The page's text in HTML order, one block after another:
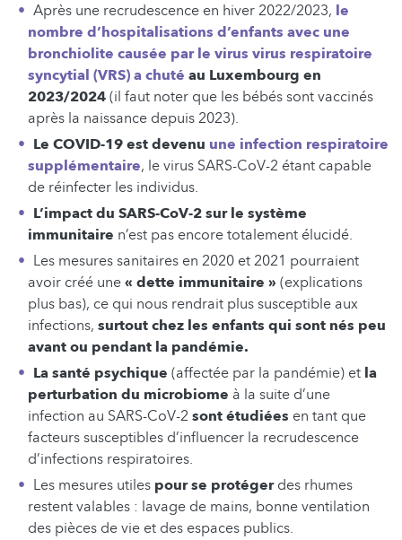
Après une recrudescence en hiver 2022/2023, le
nombre d’hospitalisations d’enfants avec une
bronchiolite causée par le virus virus respiratoire
syncytial (VRS) a chuté au Luxembourg en
2023/2024(il faut noter que les bébés sont vaccinés
après la naissance depuis 2023).
Le COVID-19 est devenu une infection respiratoire
supplémentaire, le virus SARS-CoV-2 étant capable
de réinfecter les individus.
L’impact du SARS-CoV-2 sur le système
immunitaire n’est pas encore totalement élucidé.
Les mesures sanitaires en 2020 et 2021 pourraient
avoir créé une« dette immunitaire »(explications
plus bas), ce qui nous rendrait plus susceptible aux
infections, surtout chez les enfants qui sont nés peu
avant ou pendant la pandémie.
La santé psychique (affectée par la pandémie) et la
perturbation du microbiome à la suite d’une
infection au SARS-CoV-2 sont étudiées en tant que
facteurs susceptibles d’influencer la recrudescence
d’infections respiratoires.
Les mesures utiles pour se protégerdes rhumes
restent valables : lavage de mains, bonne ventilation
des pièces de vie et des espaces publics.